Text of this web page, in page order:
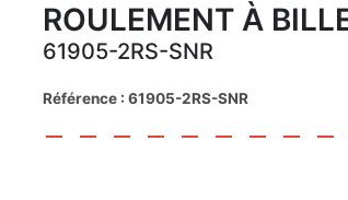
ROULEMENT À
61905-2RS-SNR
Référence : 61905-2RS-SNR